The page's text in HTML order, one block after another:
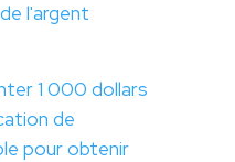
l'argent
1 000 dollars
de
pour obtenir